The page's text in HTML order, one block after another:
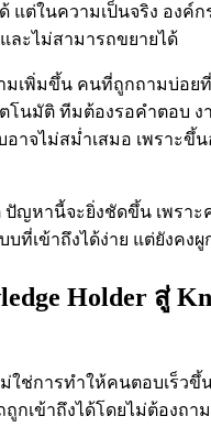
แต่ในความเป็นจริง องค์
ละไม่สามารถขยายได้
มเพิ่มขึ้น คนที่ถูกถามบ่อยที่
ตโนมัติ ทีมต้องรอคำตอบ
าจไม่สม่ำเสมอ เพราะขึ้
ปัญหานี้จะยิ่งชัดขึ้น เพราะ
บที่เข้าถึงได้ง่าย แต่ยังคง
Holder สู่
ม่ใช่การทำให้คนตอบเร็วขึ้
กเข้าถึงได้โดยไม่ต้องถา